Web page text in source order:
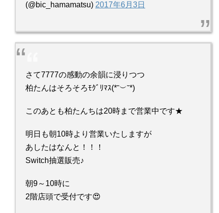
(@bic_hamamatsu) 2017年6月3日
さて7777の感動の余韻に浸りつつ
柏たんはそろそろﾓｸﾞﾘﾏｽ(*˘︶˘*)
このあとも柏たんちは20時まで営業中です★
明日も朝10時より営業いたしますが
あしたはなんと！！！
Switch抽選販売♪
朝9～10時に
2階店頭で受付です😍